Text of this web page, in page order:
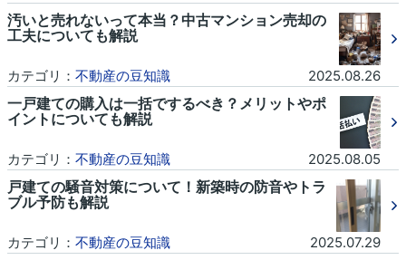
汚いと売れないって本当？中古マンション売却の
工夫についても解説
カテゴリ： 不動産の豆知識 2025.08.26
一戸建ての購入は一括でするべき？メリットやポ
イントについても解説
カテゴリ： 不動産の豆知識 2025.08.05
戸建ての騒音対策について！新築時の防音やトラ
ブル予防も解説
カテゴリ： 不動産の豆知識 2025.07.29